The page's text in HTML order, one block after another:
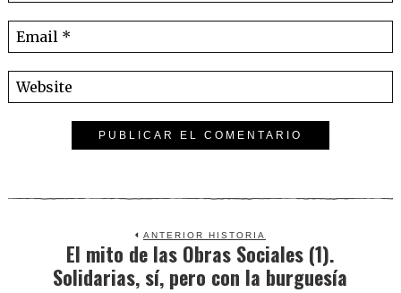
ANTERIOR HISTORIA
Previous
post:
El mito de las Obras Sociales (1).
Solidarias, sí, pero con la burguesía